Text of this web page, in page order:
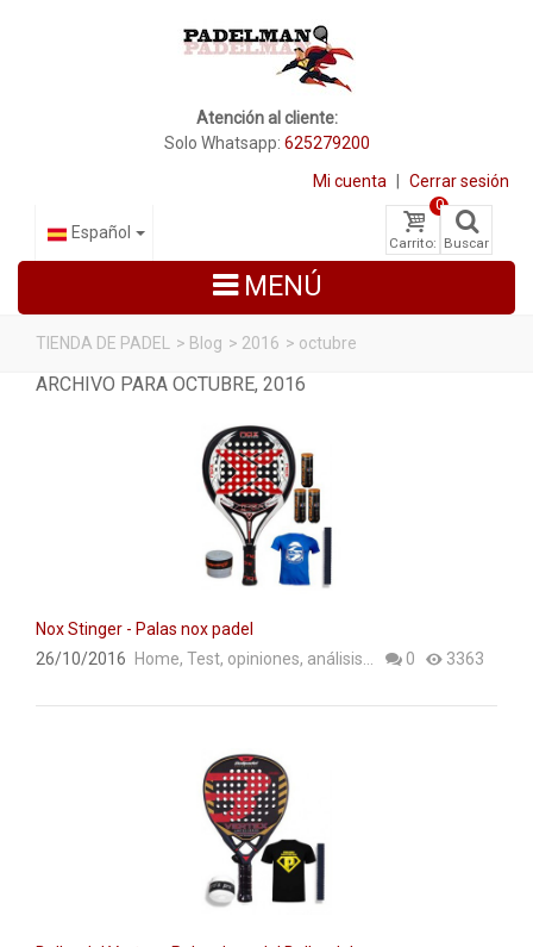
Atención al cliente:
Solo Whatsapp: 625279200
Mi cuenta Cerrar sesión
Carrito:
0
Buscar
Español
MENÚ
PALAS DE PADEL
ROPA
TIENDA DE PADEL > Blog > 2016 > octubre
ARCHIVO PARA OCTUBRE, 2016
Nox Stinger - Palas nox padel
26/10/2016 Home, Test, opiniones, análisis... 0 3363